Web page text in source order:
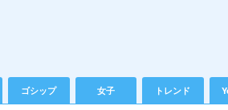
ゴシップ 女子 トレンド